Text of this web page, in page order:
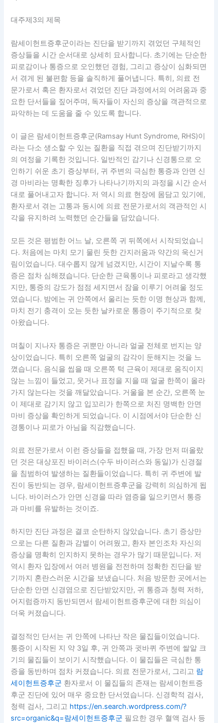
대주제3의 제목
람세이헌트증후군이라는 진단을 받기까지 겪었던 구체적인
증상들을 시간 순서대로 상세히 묘사합니다. 초기에는 단순한
피로감이나 통증으로 오인했던 경험, 그리고 증상이 심화되면
서 겪게 된 불편함 등을 솔직하게 풀어냅니다. 특히, 의료 전
문가로서 혹은 환자로서 겪었던 진단 과정에서의 어려움과 중
요한 단서들을 짚어주며, 독자들이 자신의 증상을 객관적으로
파악하는 데 도움을 줄 수 있도록 합니다.
이 글은 람세이헌트증후군(Ramsay Hunt Syndrome, RHS)이
라는 다소 생소할 수 있는 질환을 직접 겪으며 진단받기까지
의 여정을 기록한 것입니다. 일반적인 감기나 신경통으로 오
인하기 쉬운 초기 증상부터, 귀 주변의 극심한 통증과 안면 신
경 마비라는 명확한 징후가 나타나기까지의 과정을 시간 순서
대로 풀어내고자 합니다. 저 역시 의료 현장에 몸담고 있기에,
환자로서 겪는 고통과 동시에 의료 전문가로서의 객관적인 시
각을 유지하려 노력했던 순간들을 담았습니다.
모든 것은 평범한 어느 날, 오른쪽 귀 뒤쪽에서 시작되었습니
다. 처음에는 마치 모기 물린 듯한 간지러움과 약간의 욱신거
림이었습니다. 대수롭지 않게 넘겼지만, 시간이 지날수록 통
증은 점차 심해졌습니다. 단순한 근육통이나 피로라고 생각했
지만, 통증의 강도가 점점 세지면서 잠을 이루기 어려울 정도
였습니다. 밤에는 귀 안쪽에서 울리는 듯한 이명 현상과 함께,
마치 전기 충격이 오는 듯한 날카로운 통증이 주기적으로 찾
아왔습니다.
며칠이 지나자 통증은 귀뿐만 아니라 얼굴 전체로 번지는 양
상이었습니다. 특히 오른쪽 얼굴의 감각이 둔해지는 것을 느
꼈습니다. 음식을 씹을 때 오른쪽 턱 근육이 제대로 움직이지
않는 느낌이 들었고, 웃거나 표정을 지을 때 얼굴 한쪽이 올라
가지 않는다는 것을 깨달았습니다. 거울을 본 순간, 오른쪽 눈
이 제대로 감기지 않고 입꼬리가 한쪽으로 처진 명백한 안면
마비 증상을 확인하게 되었습니다. 이 시점에서야 단순한 신
경통이나 피로가 아님을 직감했습니다.
의료 전문가로서 이런 증상들을 접했을 때, 가장 먼저 떠올랐
던 것은 대상포진 바이러스(수두 바이러스와 동일)가 신경절
을 침범하여 발생하는 질환들이었습니다. 특히 귀 주변에 발
진이 동반되는 경우, 람세이헌트증후군을 강력히 의심하게 됩
니다. 바이러스가 안면 신경을 따라 염증을 일으키면서 통증
과 마비를 유발하는 것이죠.
하지만 진단 과정은 결코 순탄하지 않았습니다. 초기 증상만
으로는 다른 질환과 감별이 어려웠고, 환자 본인조차 자신의
증상을 명확히 인지하지 못하는 경우가 많기 때문입니다. 저
역시 환자 입장에서 여러 병원을 전전하며 정확한 진단을 받
기까지 혼란스러운 시간을 보냈습니다. 처음 방문한 곳에서는
단순한 안면 신경염으로 진단받았지만, 귀 통증과 청력 저하,
어지럼증까지 동반되면서 람세이헌트증후군에 대한 의심이
더욱 커졌습니다.
결정적인 단서는 귀 안쪽에 나타난 작은 물집들이었습니다.
통증이 시작된 지 약 3일 후, 귀 안쪽과 귓바퀴 주변에 쌀알 크
기의 물집들이 보이기 시작했습니다. 이 물집들은 극심한 통
증을 동반하며 점차 커졌습니다. 의료 전문가로서, 그리고 람
세이헌트증후군 환자로서 이 물집들의 존재는 람세이헌트증
후군 진단에 있어 매우 중요한 단서였습니다. 신경학적 검사,
청력 검사, 그리고 https://en.search.wordpress.com/?
src=organic&q=람세이헌트증후군 필요한 경우 혈액 검사 등